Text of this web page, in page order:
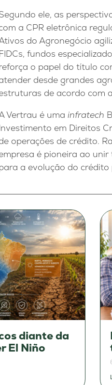
ele, as
a CPR eletrônica
do Agronegócio
fundos
o papel do título
desde grandes
de acordo com
Vertrau é uma infratech
em Direitos
operações de crédito.
é pioneira ao
a evolução do crédito
diante da
El Niño